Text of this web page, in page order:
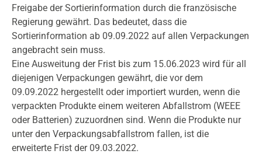
Freigabe der Sortierinformation durch die französische
Regierung gewährt. Das bedeutet, dass die
Sortierinformation ab 09.09.2022 auf allen Verpackungen
angebracht sein muss.
Eine Ausweitung der Frist bis zum 15.06.2023 wird für all
diejenigen Verpackungen gewährt, die vor dem
09.09.2022 hergestellt oder importiert wurden, wenn die
verpackten Produkte einem weiteren Abfallstrom (WEEE
oder Batterien) zuzuordnen sind. Wenn die Produkte nur
unter den Verpackungsabfallstrom fallen, ist die
erweiterte Frist der 09.03.2022.